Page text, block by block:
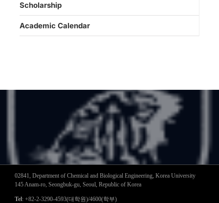
Scholarship
Academic Calendar
02841, Department of Chemical and Biological Engineering, Korea University
145 Anam-ro, Seongbuk-gu, Seoul, Republic of Korea
Tel: +82-2-3290-4593(대학원)/4600(학부)